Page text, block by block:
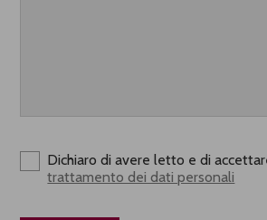
Dichiaro di avere letto e di
trattamento dei dati personali